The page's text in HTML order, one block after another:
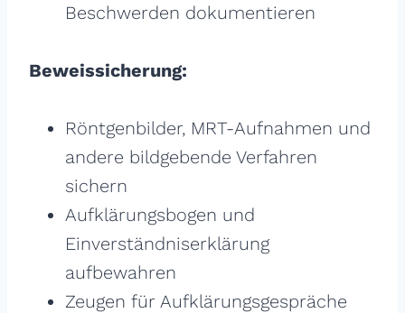
Beschwerden dokumentieren
Beweissicherung:
Röntgenbilder, MRT-Aufnahmen und
andere bildgebende Verfahren
sichern
Aufklärungsbogen und
Einverständniserklärung
aufbewahren
Zeugen für Aufklärungsgespräche